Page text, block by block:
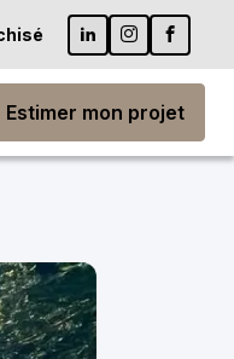
Estimer mon projet